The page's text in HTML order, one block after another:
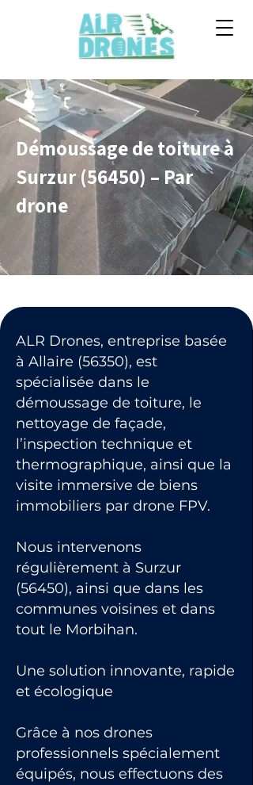
Démoussage de toiture à
Surzur (56450) – Par
drone
ALR Drones, entreprise basée
à Allaire (56350), est
spécialisée dans le
démoussage de toiture, le
nettoyage de façade,
l’inspection technique et
thermographique, ainsi que la
visite immersive de biens
immobiliers par drone FPV.
Nous intervenons
régulièrement à Surzur
(56450), ainsi que dans les
communes voisines et dans
tout le Morbihan.
Une solution innovante, rapide
et écologique
Grâce à nos drones
professionnels spécialement
équipés, nous effectuons des